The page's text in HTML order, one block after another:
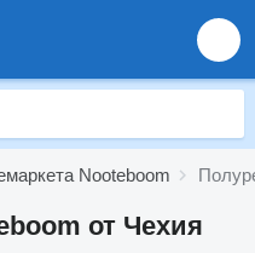
Nooteboom
от Чехия